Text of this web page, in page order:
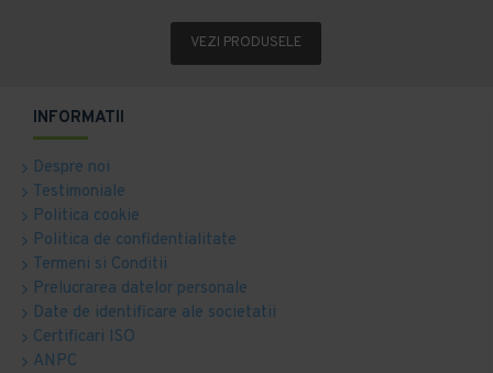
VEZI PRODUSELE
INFORMATII
Despre noi
Testimoniale
Politica cookie
Politica de confidentialitate
Termeni si Conditii
Prelucrarea datelor personale
Date de identificare ale societatii
Certificari ISO
ANPC